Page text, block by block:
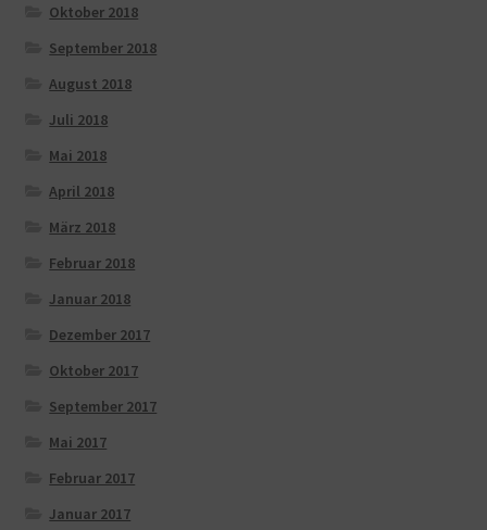
Oktober 2018
September 2018
August 2018
Juli 2018
Mai 2018
April 2018
März 2018
Februar 2018
Januar 2018
Dezember 2017
Oktober 2017
September 2017
Mai 2017
Februar 2017
Januar 2017